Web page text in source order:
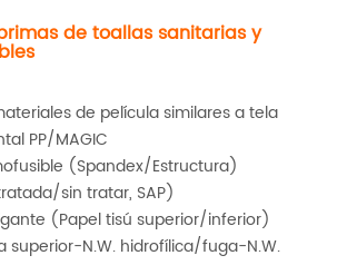
de toallas sanitarias y
de película similares a tela
PP/MAGIC
(Spandex/Estructura)
sin tratar, SAP)
(Papel tisú superior/inferior)
superior-N.W. hidrofílica/fuga-N.W.